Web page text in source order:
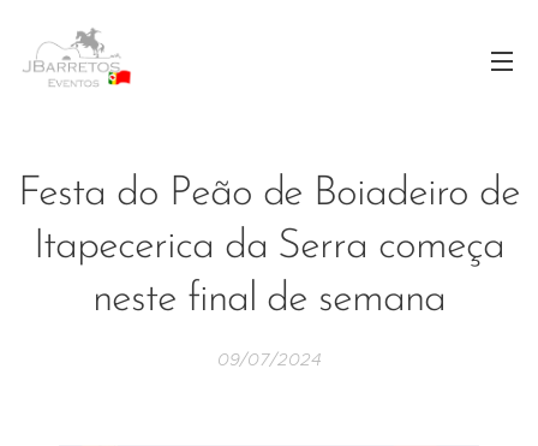
Festa do Peão de Boiadeiro de
Itapecerica da Serra começa
neste final de semana
09/07/2024